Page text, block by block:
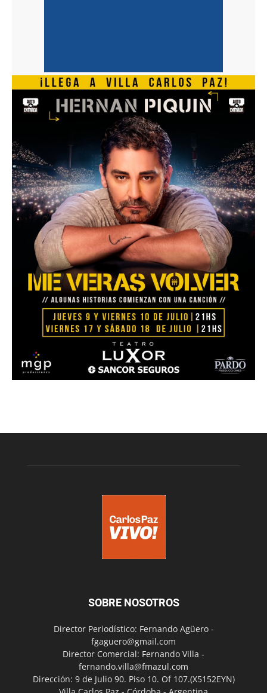
SOBRE NOSOTROS
Director Periodístico: Fernando Agüero -
fgaguero@gmail.com
Director Comercial: Fernando Villa -
fernando.villa@fmazul.com
Dirección: 9 de Julio 90. Piso 10. Of 107.(X5152EYN)